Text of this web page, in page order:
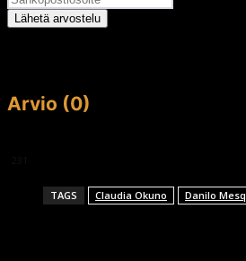
Lähetä arvostelu
Arvio (0)
TAGS Claudia Okuno Danilo